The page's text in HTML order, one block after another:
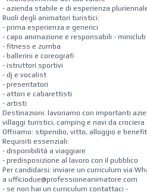
- azienda stabile e di esperienza
Ruoli degli animatori turistici:
- prima esperienza e generici
- capo animazione e responsabili - miniclub
- fitness e zumba
- ballerini e coreografi
- istruttori sportivi
- dj e vocalist
- presentatori
- attori e cabarettisti
- artisti
Destinazioni: lavoriamo con importanti
villaggi turistici, camping e navi da crociera
Offriamo: stipendio, vitto, alloggio e
Requisiti essenziali:
- disponibilità a viaggiare
- predisposizione al lavoro con il pubblico
Per candidarsi: inviare un curriculum via
a ufficiodue@professioneanimatore.com
- se non hai un curriculum contattaci -